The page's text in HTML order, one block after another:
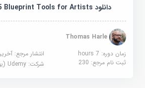
دانلود Unreal 5 Blueprint Tools for Artists
Thomas Harle
زمان دوره: 7 hours
انتشار مرجع:آخرین
ثبت نام مرجع:230 شرکت:Udemy (یودمی)